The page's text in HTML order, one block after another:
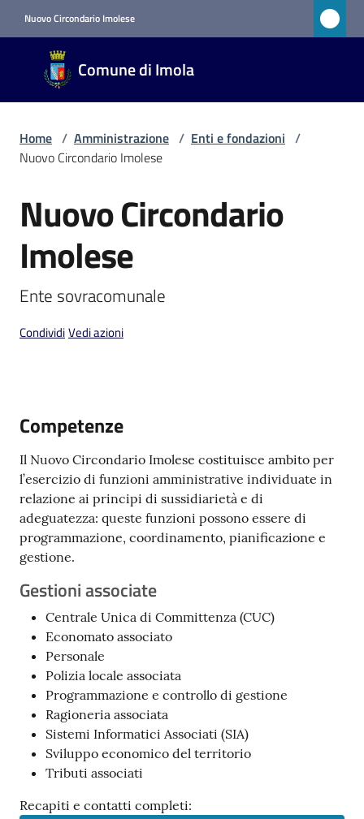
Nuovo Circondario Imolese
Comune di Imola
Comune
di Imola
RETE
Menu selezionato
Novità
Servizi
Vivere
V
i
s
i
t
a
r
e
Argomenti
Home / Amministrazione / Enti e fondazioni /
Nuovo Circondario Imolese
Salta al contenuto
Nuovo Circondario
Imolese
Ente sovracomunale
CondividiVedi azioni
Competenze
Il Nuovo Circondario Imolese costituisce ambito per
l’esercizio di funzioni amministrative individuate in
relazione ai principi di sussidiarietà e di
adeguatezza: queste funzioni possono essere di
programmazione, coordinamento, pianificazione e
gestione.
Gestioni associate
Centrale Unica di Committenza (CUC)
Economato associato
Personale
Polizia locale associata
Programmazione e controllo di gestione
Ragioneria associata
Sistemi Informatici Associati (SIA)
Sviluppo economico del territorio
Tributi associati
Recapiti e contatti completi: